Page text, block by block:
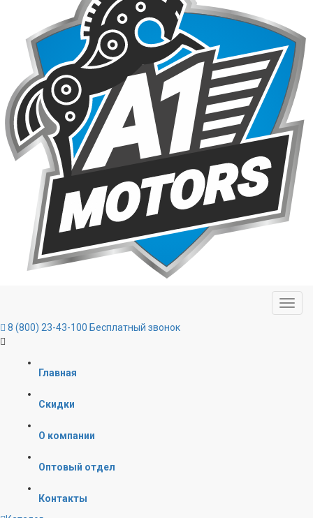
8 (800) 23-43-100 Бесплатный звонок
Главная
Скидки
О компании
Оптовый отдел
Контакты